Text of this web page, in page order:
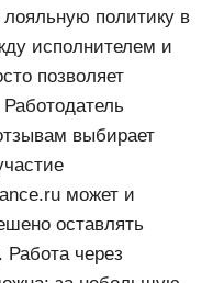
политику в
исполнителем и
позволяет
выбирает
может и
оставлять
Работа через